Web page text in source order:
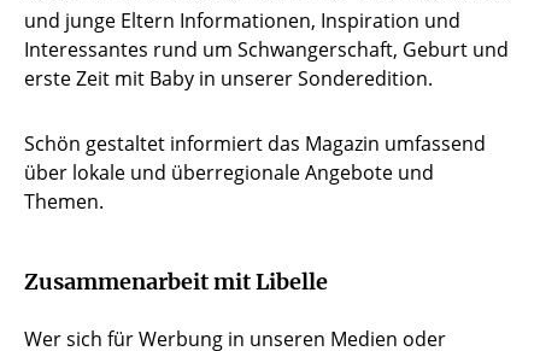
und junge Eltern Informationen, Inspiration und
Interessantes rund um Schwangerschaft, Geburt und
erste Zeit mit Baby in unserer Sonderedition.
Schön gestaltet informiert das Magazin umfassend
über lokale und überregionale Angebote und
Themen.
Zusammenarbeit mit Libelle
Wer sich für Werbung in unseren Medien oder